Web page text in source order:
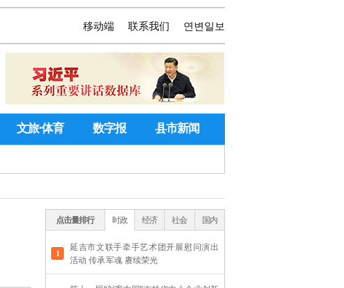
연변일보
联系我们
移动端
文旅·体育 数字报 县市新闻
点击量排行 时政 经济 社会 国内
延吉市文联手牵手艺术团开展慰问演出
活动 传承军魂 赓续荣光